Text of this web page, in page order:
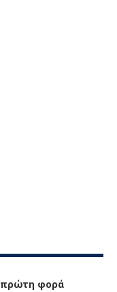
πρώτη φορά